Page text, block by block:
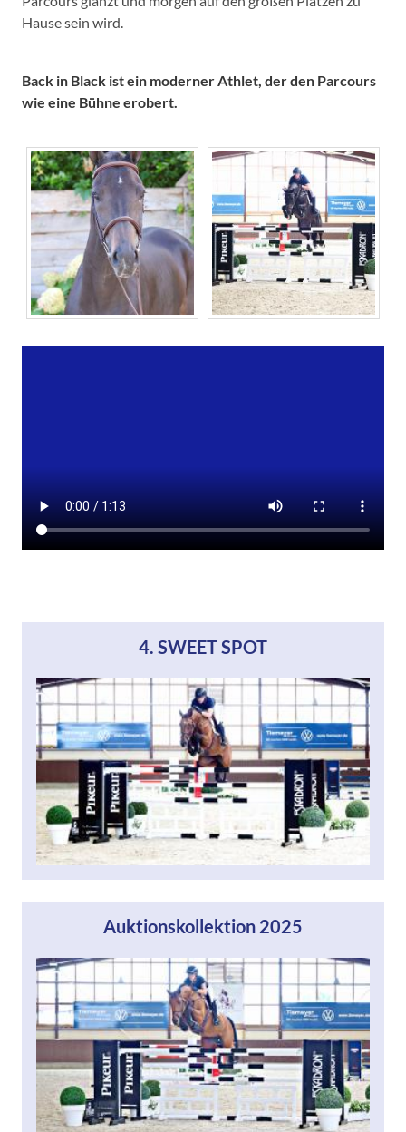
Hause sein wird.
Back in Black ist ein moderner Athlet, der den Parcours
wie eine Bühne erobert.
4. SWEET SPOT
Auktionskollektion 2025